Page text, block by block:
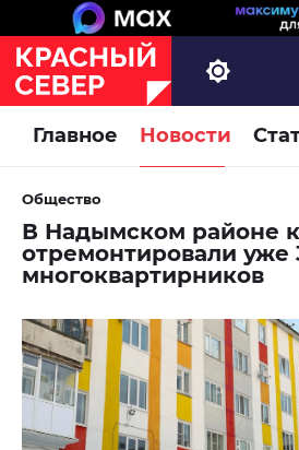
Главное Новости
Общество
В Надымском районе
отремонтировали уже
многоквартирников